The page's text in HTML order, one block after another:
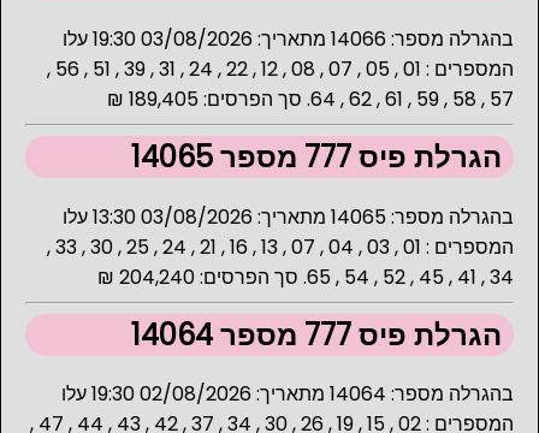
בהגרלה מספר: 14066 מתאריך: 03/08/2026 19:30 עלו
המספרים : 01 , 05 , 07 , 08 , 12 , 22 , 24 , 31 , 39 , 51 , 56 ,
57 , 58 , 59 , 61 , 62 , 64. סך הפרסים: 189,405 ₪
הגרלת פיס 777 מספר 14065
בהגרלה מספר: 14065 מתאריך: 03/08/2026 13:30 עלו
המספרים : 01 , 03 , 04 , 07 , 13 , 16 , 21 , 24 , 25 , 30 , 33 ,
34 , 41 , 45 , 52 , 54 , 65. סך הפרסים: 204,240 ₪
הגרלת פיס 777 מספר 14064
בהגרלה מספר: 14064 מתאריך: 02/08/2026 19:30 עלו
המספרים : 02 , 15 , 19 , 26 , 30 , 34 , 37 , 42 , 43 , 44 , 47 ,